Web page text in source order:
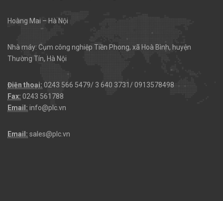
Hoàng Mai – Hà Nội
Nhà máy: Cụm công nghiệp Tiền Phong, xã Hoà Bình, huyện
Thường Tín, Hà Nội
Điện thoại: 0243 566 5479/ 3 640 3731/ 0913578498
Fax: 0243 561788
Email: info@plc.vn
Email: sales@plc.vn